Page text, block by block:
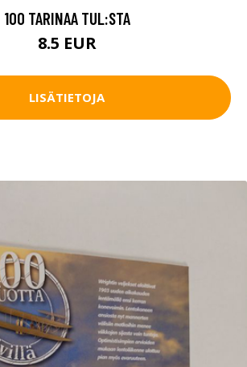
100 TARINAA TUL:STA
8.5 EUR
LISÄTIETOJA